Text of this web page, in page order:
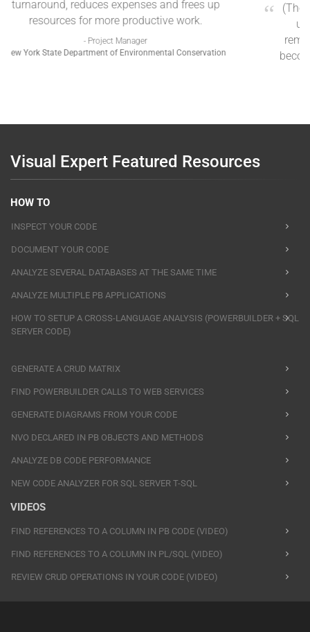
(The) More you work with Visual Expert - more you
understand how convenient it is. (...) I cannot
remember so powerful a tool that allows a user to
become familiar with a new application in literally a
Visual Expert Featured Resources
HOW TO
INSPECT YOUR CODE
DOCUMENT YOUR CODE
ANALYZE SEVERAL DATABASES AT THE SAME TIME
ANALYZE MULTIPLE PB APPLICATIONS
HOW TO SETUP A CROSS-LANGUAGE ANALYSIS (POWERBUILDER + SQL
SERVER CODE)
GENERATE A CRUD MATRIX
FIND POWERBUILDER CALLS TO WEB SERVICES
GENERATE DIAGRAMS FROM YOUR CODE
NVO DECLARED IN PB OBJECTS AND METHODS
ANALYZE DB CODE PERFORMANCE
NEW CODE ANALYZER FOR SQL SERVER T-SQL
VIDEOS
FIND REFERENCES TO A COLUMN IN PB CODE (VIDEO)
FIND REFERENCES TO A COLUMN IN PL/SQL (VIDEO)
REVIEW CRUD OPERATIONS IN YOUR CODE (VIDEO)